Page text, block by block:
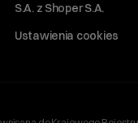
S.A. z Shoper S.A.
Ustawienia cookies